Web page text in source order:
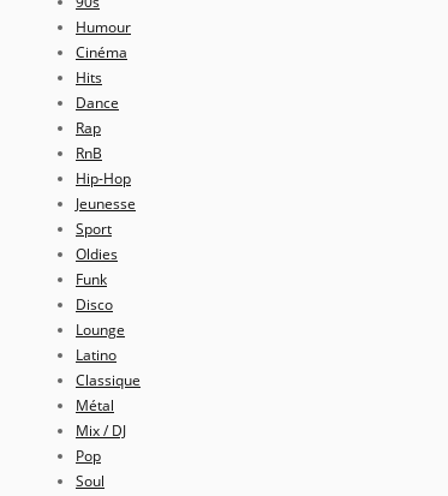
Humour
Cinéma
Hits
Dance
Rap
RnB
Hip-Hop
Jeunesse
Sport
Oldies
Funk
Disco
Lounge
Latino
Classique
Métal
Mix / DJ
Pop
Soul